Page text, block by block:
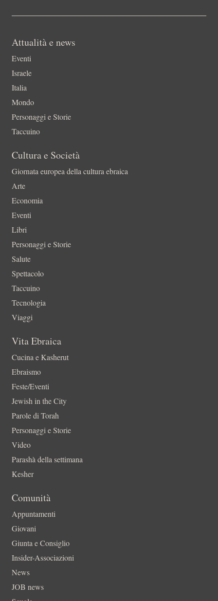
Attualità e news
Eventi
Israele
Italia
Mondo
Personaggi e Storie
Taccuino
Cultura e Società
Giornata europea della cultura ebraica
Arte
Economia
Eventi
Libri
Personaggi e Storie
Salute
Spettacolo
Taccuino
Tecnologia
Viaggi
Vita Ebraica
Cucina e Kasherut
Ebraismo
Feste/Eventi
Jewish in the City
Parole di Torah
Personaggi e Storie
Video
Parashà della settimana
Kesher
Comunità
Appuntamenti
Giovani
Giunta e Consiglio
Insider-Associazioni
News
JOB news